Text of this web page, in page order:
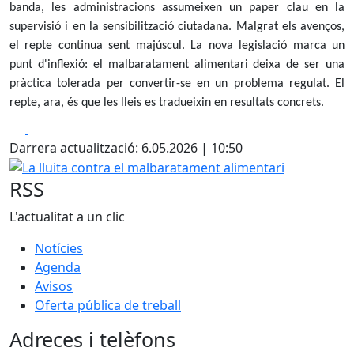
banda, les administracions assumeixen un paper clau en la
supervisió i en la sensibilització ciutadana. Malgrat els avenços,
el repte continua sent majúscul. La nova legislació marca un
punt d'inflexió: el malbaratament alimentari deixa de ser una
pràctica tolerada per convertir-se en un problema regulat. El
repte, ara, és que les lleis es tradueixin en resultats concrets.
Darrera actualització: 6.05.2026 | 10:50
La lluita contra el malbaratament alimentari
RSS
L'actualitat a un clic
Notícies
Agenda
Avisos
Oferta pública de treball
Adreces i telèfons